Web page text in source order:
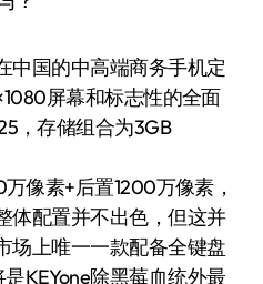
中国的中高端商务手机定
屏幕和标志性的全面
，存储组合为3GB
像素+后置1200万像素，
体配置并不出色，但这并
场上唯一一款配备全键盘
KEYone除黑莓血统外最